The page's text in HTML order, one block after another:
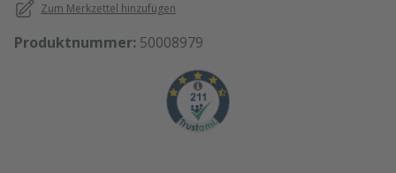
Zum Merkzettel hinzufügen
Produktnummer: 50008979